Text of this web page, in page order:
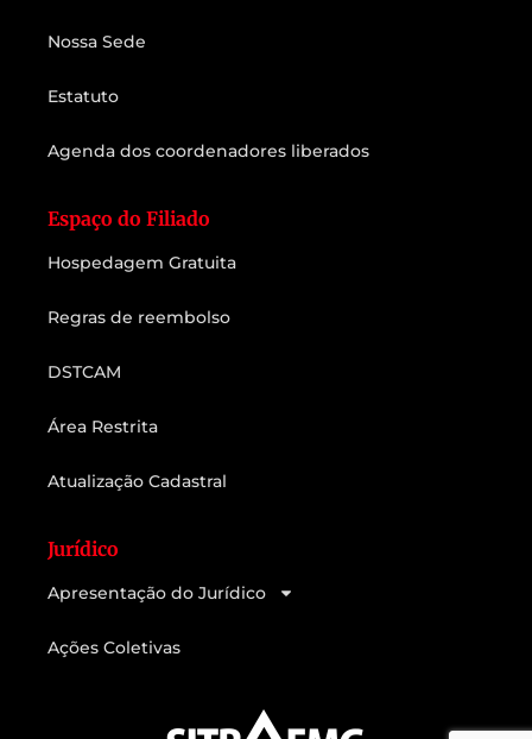
Nossa Sede
Estatuto
Agenda dos coordenadores liberados
Espaço do Filiado
Hospedagem Gratuita
Regras de reembolso
DSTCAM
Área Restrita
Atualização Cadastral
Jurídico
Apresentação do Jurídico
Ações Coletivas